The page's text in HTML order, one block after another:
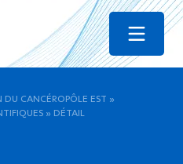
Menu
DU CANCÉROPÔLE EST »
» DÉTAIL